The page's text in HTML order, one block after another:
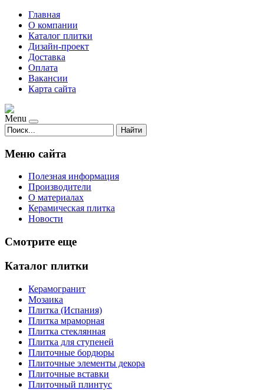
Главная
О компании
Каталог плитки
Дизайн-проект
Доставка
Оплата
Вакансии
Карта сайта
Menu
Найти
Меню сайта
Полезная информация
Производители
О материалах
Керамическая плитка
Новости
Смотрите еще
Каталог плитки
Керамогранит
Мозаика
Плитка (Испания)
Плитка мраморная
Плитка стеклянная
Плитка для ступеней
Плиточные бордюры
Плиточные элементы декора
Плиточные вставки
Плиточный плинтус